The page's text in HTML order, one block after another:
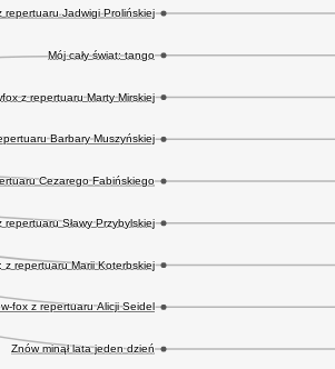
repertuaru Jadwigi Prolińskiej
Mój cały świat: tango
z repertuaru Marty Mirskiej
Barbary Muszyńskiej
Cezarego Fabińskiego
Sławy Przybylskiej
z repertuaru Marii Koterbskiej
fox z repertuaru Alicji Seidel
Znów minął lata jeden dzień